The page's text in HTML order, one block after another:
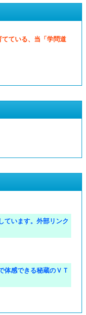
ている、当「学問道
ています。外部リンク
体感できる秘蔵のＶＴ